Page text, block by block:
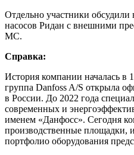
Отдельно участники
насосов Ридан с внешними
MC.
Справка:
История компании началась в
группа Danfoss A/S открыла
в России. До 2022 года
современных и
именем «Данфосс». Сегодня
производственные площадки,
портфолио оборудования